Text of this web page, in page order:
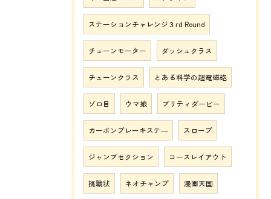
ステーションチャレンジ３rd Round
チューンモーター ダッシュクラス
チューンクラス とある科学の超電磁砲
ゾロ目 ウマ娘 プリティダービー
カーボンブレーキステ― スロープ
ジャンプセクション コースレイアウト
挑戦状 ネオチャンプ 漫画天国